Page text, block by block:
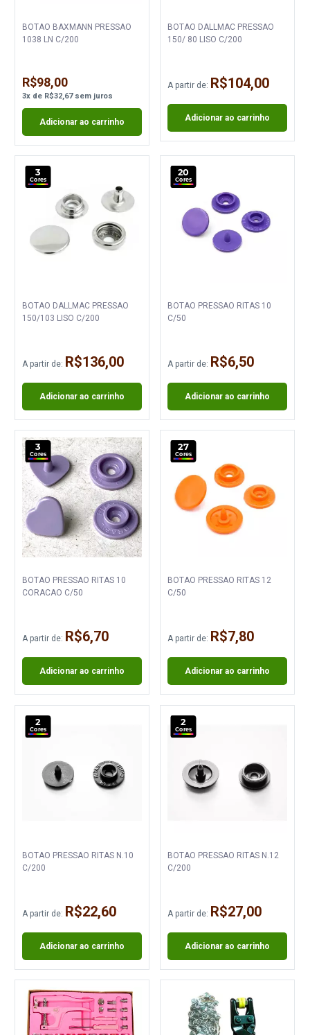
BOTAO BAXMANN PRESSAO
1038 LN C/200
R$98,00
3x de R$32,67sem juros
Adicionar ao carrinho
BOTAO DALLMAC PRESSAO
150/ 80 LISO C/200
A partir de: R$104,00
Adicionar ao carrinho
3
Cores
BOTAO DALLMAC PRESSAO
150/103 LISO C/200
A partir de: R$136,00
Adicionar ao carrinho
20
Cores
BOTAO PRESSAO RITAS 10
C/50
A partir de: R$6,50
Adicionar ao carrinho
3
Cores
BOTAO PRESSAO RITAS 10
CORACAO C/50
A partir de: R$6,70
Adicionar ao carrinho
27
Cores
BOTAO PRESSAO RITAS 12
C/50
A partir de: R$7,80
Adicionar ao carrinho
2
Cores
BOTAO PRESSAO RITAS N.10
C/200
A partir de: R$22,60
Adicionar ao carrinho
2
Cores
BOTAO PRESSAO RITAS N.12
C/200
A partir de: R$27,00
Adicionar ao carrinho